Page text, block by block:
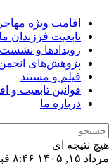
اقامت ویژه
تابعیت فرزندان
رویدادها و
پژوهش‌های انجمن
فیلم و مستند
قوانین تابعیت و
درباره ما
هیچ نتیجه ای
مرداد ۱۵, ۱۴۰۵ ۸:۴۶ قبل از ظهر